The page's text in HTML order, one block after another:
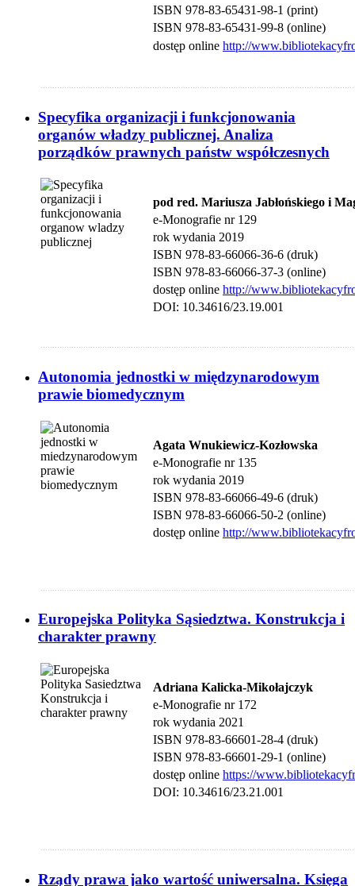
ISBN 978-83-65431-98-1 (print)
ISBN 978-83-65431-99-8 (online)
dostęp online http://
Specyfika organizacji i funkcjonowania
organów władzy publicznej. Analiza
porządków prawnych państw współczesnych
pod red. Mariusza Jabłońskiego i
e-Monografie nr 129
rok wydania 2019
ISBN 978-83-66066-36-6 (druk)
ISBN 978-83-66066-37-3 (online)
dostęp online http://
DOI: 10.34616/23.19.001
Autonomia jednostki w międzynarodowym
prawie biomedycznym
Agata Wnukiewicz-Kozłowska
e-Monografie nr 135
rok wydania 2019
ISBN 978-83-66066-49-6 (druk)
ISBN 978-83-66066-50-2 (online)
dostęp online http://
Europejska Polityka Sąsiedztwa. Konstrukcja i
charakter prawny
Adriana Kalicka-Mikołajczyk
e-Monografie nr 172
rok wydania 2021
ISBN 978-83-66601-28-4 (druk)
ISBN 978-83-66601-29-1 (online)
dostęp online https://
DOI: 10.34616/23.21.001
Rządy prawa jako wartość uniwersalna. Księga